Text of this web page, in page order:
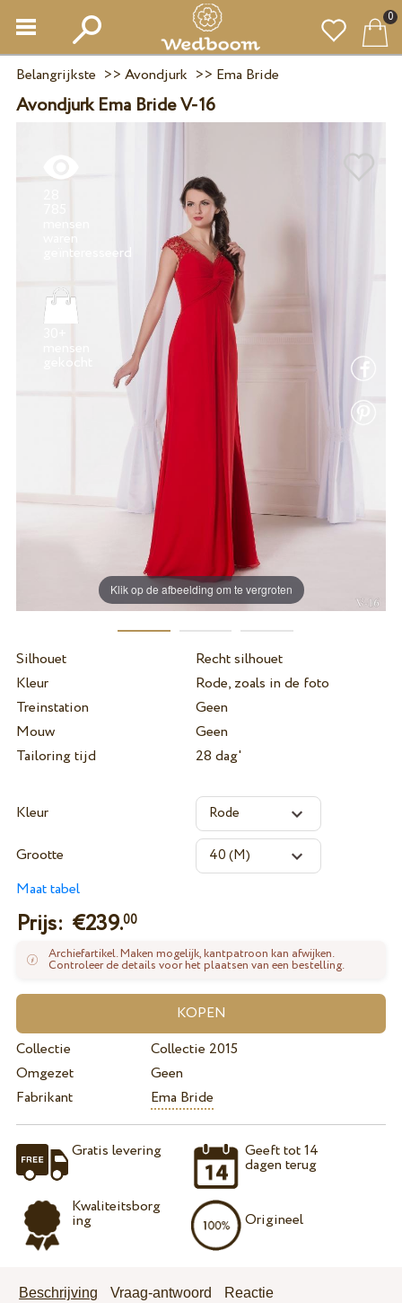
0
Belangrijkste >> Avondjurk >> Ema Bride
Avondjurk Ema Bride V-16
Klik op de afbeelding om te vergroten
mensen
waren
mensen
Silhouet
Recht silhouet
Kleur
Rode, zoals in de foto
Treinstation
Geen
Mouw
Geen
Tailoring tijd
28 dag'
Kleur
Grootte
Maat tabel
Prijs: €239.00
Archiefartikel. Maken mogelijk, kantpatroon kan afwijken.
Controleer de details voor het plaatsen van een bestelling.
Collectie
Collectie 2015
Omgezet
Geen
Fabrikant
Ema Bride
Gratis levering
Kwaliteitsborg
ing
Geeft tot 14
dagen terug
Origineel
Beschrijving Vraag-antwoord Reactie